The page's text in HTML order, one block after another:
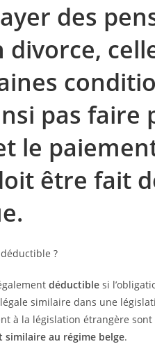
des
pas faire
le
être fait
déductiblesi
similaire dans une
à la législation étrangère
au régime belge.